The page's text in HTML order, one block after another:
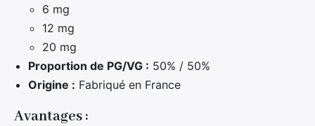
6 mg
12 mg
20 mg
Proportion de PG/VG : 50% / 50%
Origine : Fabriqué en France
Avantages :